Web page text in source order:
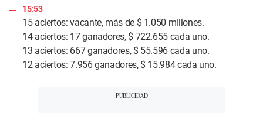
15:53
15 aciertos: vacante, más de $ 1.050 millones.
14 aciertos: 17 ganadores, $ 722.655 cada uno.
13 aciertos: 667 ganadores, $ 55.596 cada uno.
12 aciertos: 7.956 ganadores, $ 15.984 cada uno.